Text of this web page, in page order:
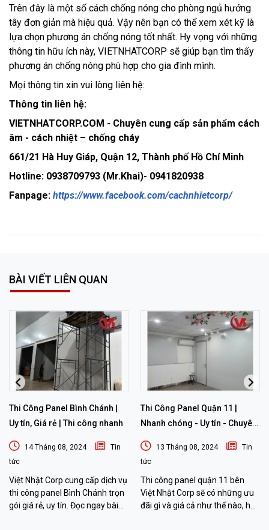
Trên đây là một số cách chống nóng cho phòng ngủ hướng
tây đơn giản mà hiệu quả. Vậy nên bạn có thể xem xét kỹ là
lựa chọn phương án chống nóng tốt nhất. Hy vọng với những
thông tin hữu ích này, VIETNHATCORP sẽ giúp bạn tìm thấy
phương án chống nóng phù hợp cho gia đình mình.
Mọi thông tin xin vui lòng liên hệ:
Thông tin liên hệ:
VIETNHATCORP.COM - Chuyên cung cấp sản phẩm cách
âm - cách nhiệt – chống cháy
661/21 Hà Huy Giáp, Quận 12, Thành phố Hồ Chí Minh
Hotline: 0938709793 (Mr.Khai)- 0941820938
Fanpage: https://www.facebook.com/cachnhietcorp/
BÀI VIẾT LIÊN QUAN
Thi Công Panel Bình Chánh |
Uy tín, Giá rẻ | Thi công nhanh
14 Tháng 08, 2024
Tin
tức
Việt Nhật Corp cung cấp dịch vụ
thi công panel Bình Chánh trọn
gói giá rẻ, uy tín. Đọc ngay bài
Thi Công Panel Quận 11 |
Nhanh chóng - Uy tín - Chuyên
13 Tháng 08, 2024
Tin
tức
Thi công panel quận 11 bên
Việt Nhật Corp sẽ có những ưu
đãi gì và giá cả như thế nào, hãy